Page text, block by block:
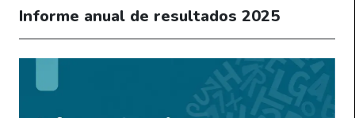
Informe anual de resultados 2025